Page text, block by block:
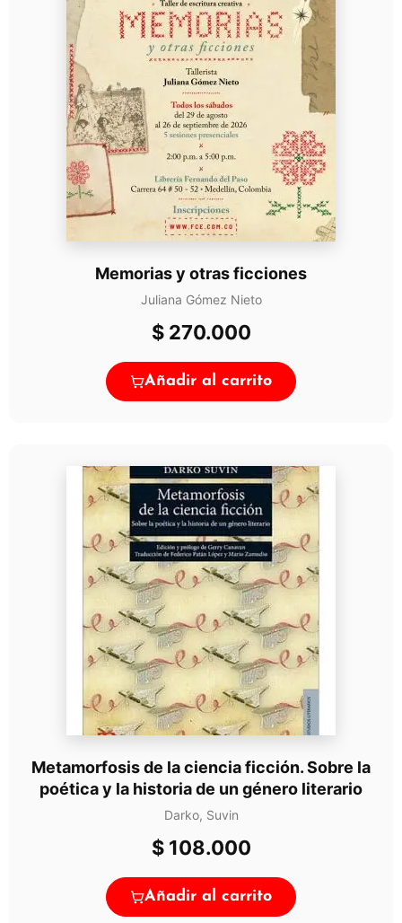
Memorias y otras ficciones
Juliana Gómez Nieto
$270.000
Añadir al carrito
Metamorfosis de la ciencia ficción. Sobre la
poética y la historia de un género literario
Darko, Suvin
$108.000
Añadir al carrito